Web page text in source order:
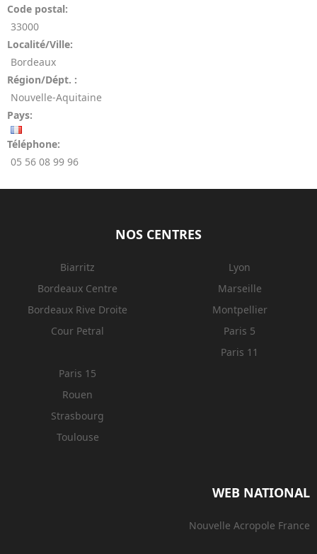
Code postal:
33000
Localité/Ville:
Bordeaux
Région/Dépt. :
Nouvelle-Aquitaine
Pays:
Téléphone:
05 56 08 99 96
NOS CENTRES
Biarritz
Bordeaux Centre
Bordeaux Rive Droite
Cour Petral
Lyon
Marseille
Montpellier
Paris 5
Paris 11
Paris 15
Rouen
Strasbourg
Toulouse
WEB NATIONAL
Nouvelle Acropole France